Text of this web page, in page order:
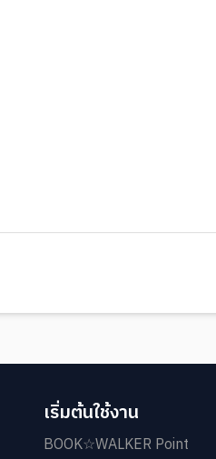
เริ่มต้นใช้งาน
BOOK☆WALKER Point